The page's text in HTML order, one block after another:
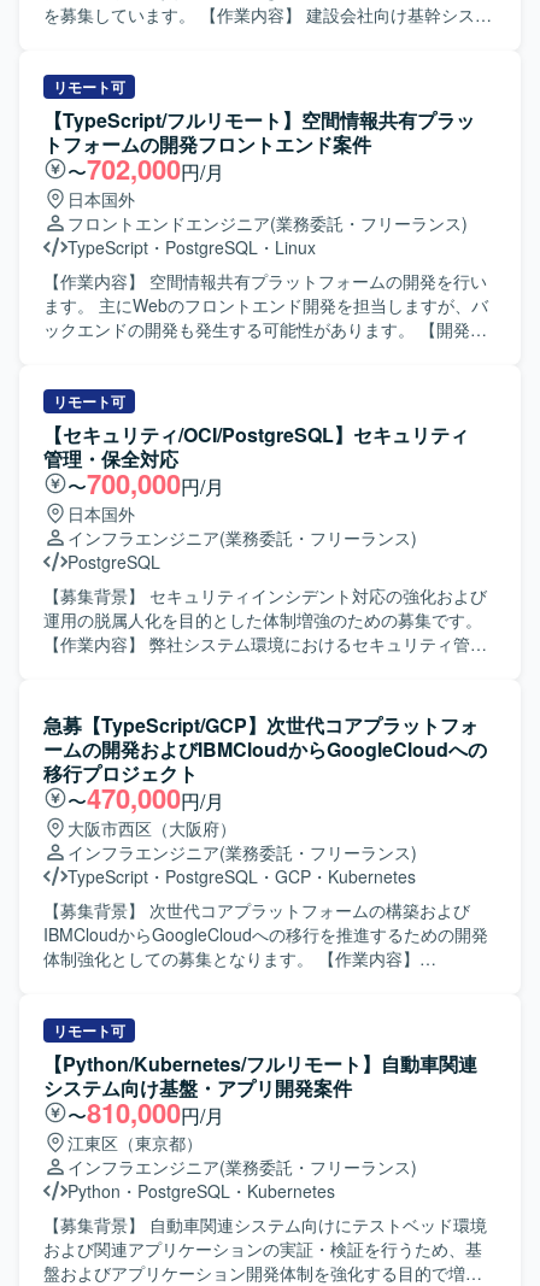
を募集しています。 【作業内容】 建設会社向け基幹システ
幅広く対応いただきます。 【求める人物像】 前向きにキャ
ッチアップや技術向上に取り組める方を求めています。
【ポジションの魅力】 バックエンドからフロントエンドま
で幅広い領域に携わり、要件定義から結合テストまで一貫
した開発経験を積むことができます。 【開発環境】 バック
エンドはJava（Springboot）、フロントエンドは
TypeScript（React）、インフラはAWS、データベースは
PostgreSQLを使用します。
リモート可
【TypeScript/フルリモート】空間情報共有プラッ
トフォームの開発フロントエンド案件
〜702,000円/月
日本国外
フロントエンドエンジニア(業務委託・フリーランス)
TypeScript ・ PostgreSQL ・ Linux
【作業内容】 空間情報共有プラットフォームの開発を行い
ます。 主にWebのフロントエンド開発を担当しますが、バ
ックエンドの開発も発生する可能性があります。 【開発環
ベースは PostgreSQL を利用します。 開発言語等は
TypeScript、Vitest、Python、Django、Django REST
Framework です。
リモート可
【セキュリティ/OCI/PostgreSQL】セキュリティ
管理・保全対応
〜700,000円/月
日本国外
インフラエンジニア(業務委託・フリーランス)
PostgreSQL
【募集背景】 セキュリティインシデント対応の強化および
運用の脱属人化を目的とした体制増強のための募集です。
【作業内容】 弊社システム環境におけるセキュリティ管理
いただきます。ログ分析や不審通信の検知、再発防止策の
立案と実装を実施していただきます。あわせて、脆弱性診
断と対策、アクセス制御や認証の見直し、インシデント検
知および通知体制の再構築を行っていただきます。運用・
保守の引き継ぎとして、環境構築手順書を基にした業務移
管や運用ドキュメントの整備・更新にも携わっていただき
ます。 【求める人物像】 セキュリティ分野に強い関心を持
ち、主体的に課題を発見し改善策を提案・実行していただ
ける方を求めています。関係者と連携しながら、インシデ
ント対応や運用標準化を着実に推進していただける方が望
ましいです。 【ポジションの魅力】 クラウド環境やデータ
運用標準化まで一連のプロセスを経験していただけます。
セキュリティ体制の強化や運用の脱属人化に直接貢献でき
る環境です。 【開発環境】 対象システムは Oracle Cloud
Infrastructure（OCI）、PostgreSQL、DNS となっておりま
す。インシデント対応、ログ分析、脆弱性診断、アクセス
制御の見直し、検知および通知体制の再構築、運用移管や
ドキュメント整備といった業務に取り組んでいただきま
す。
急募【TypeScript/GCP】次世代コアプラットフォ
ームの開発およびIBMCloudからGoogleCloudへの
移行プロジェクト
〜470,000円/月
大阪市西区（大阪府）
インフラエンジニア(業務委託・フリーランス)
TypeScript ・ PostgreSQL ・ GCP ・ Kubernetes
【募集背景】 次世代コアプラットフォームの構築および
IBMCloudからGoogleCloudへの移行を推進するための開発
体制強化としての募集となります。 【作業内容】
Terraformコードを用いたGoogleCloud環境の構築・検証・
調整、バックエンド開発、メッセージング基盤（MQTT
Broker）との連携処理の実装など、基盤構築と初期のコア
実装にフォーカスして対応いただきます。 【求める人物
像】 クラウドネイティブなアーキテクチャへの関心が高
く、新しい技術やサービスに対して主体的にキャッチアッ
プしながら取り組める方を求めています。また、インフラ
とアプリケーションの両面に跨るタスクに柔軟に対応し、
チームと協調しながら着実に作業を進められる方が望まし
いです。 【ポジションの魅力】 GoogleCloudを中心とした
最新のクラウドネイティブ技術スタックに携わりながら、
リモート可
【Python/Kubernetes/フルリモート】自動車関連
システム向け基盤・アプリ開発案件
〜810,000円/月
江東区（東京都）
インフラエンジニア(業務委託・フリーランス)
Python ・ PostgreSQL ・ Kubernetes
【募集背景】 自動車関連システム向けにテストベッド環境
および関連アプリケーションの実証・検証を行うため、基
盤およびアプリケーション開発体制を強化する目的で増員